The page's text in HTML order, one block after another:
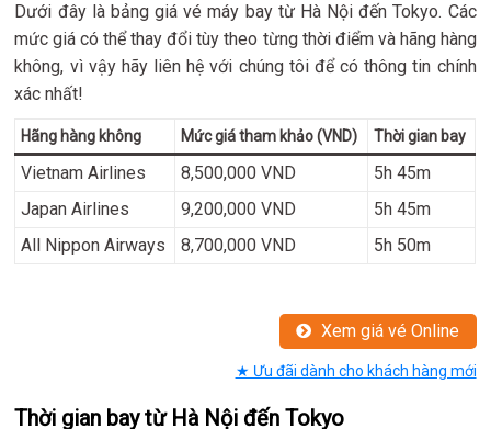
Dưới đây là bảng giá vé máy bay từ Hà Nội đến Tokyo. Các
mức giá có thể thay đổi tùy theo từng thời điểm và hãng hàng
không, vì vậy hãy liên hệ với chúng tôi để có thông tin chính
xác nhất!
Hãng hàng không Mức giá tham khảo (VND) Thời gian bay
Vietnam Airlines 8,500,000 VND
5h 45m
Japan Airlines
9,200,000 VND
5h 45m
All Nippon Airways
8,700,000 VND 5h 50m
Xem giá vé Online
★ Ưu đãi dành cho khách hàng mới
Thời gian bay từ Hà Nội đến Tokyo